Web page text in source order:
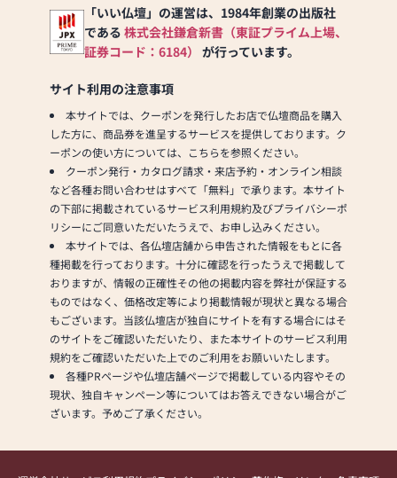
「いい仏壇」の運営は、1984年創業の出版社
である 株式会社鎌倉新書（東証プライム上場、
証券コード：6184） が行っています。
サイト利用の注意事項
本サイトでは、クーポンを発行したお店で仏壇商品を購入
した方に、商品券を進呈するサービスを提供しております。ク
ーポンの使い方については、こちらを参照ください。
クーポン発行・カタログ請求・来店予約・オンライン相談
など各種お問い合わせはすべて「無料」で承ります。本サイト
の下部に掲載されているサービス利用規約及びプライバシーポ
リシーにご同意いただいたうえで、お申し込みください。
本サイトでは、各仏壇店舗から申告された情報をもとに各
種掲載を行っております。十分に確認を行ったうえで掲載して
おりますが、情報の正確性その他の掲載内容を弊社が保証する
ものではなく、価格改定等により掲載情報が現状と異なる場合
もございます。当該仏壇店が独自にサイトを有する場合にはそ
のサイトをご確認いただいたり、また本サイトのサービス利用
規約をご確認いただいた上でのご利用をお願いいたします。
各種PRページや仏壇店舗ページで掲載している内容やその
現状、独自キャンペーン等についてはお答えできない場合がご
ざいます。予めご了承ください。